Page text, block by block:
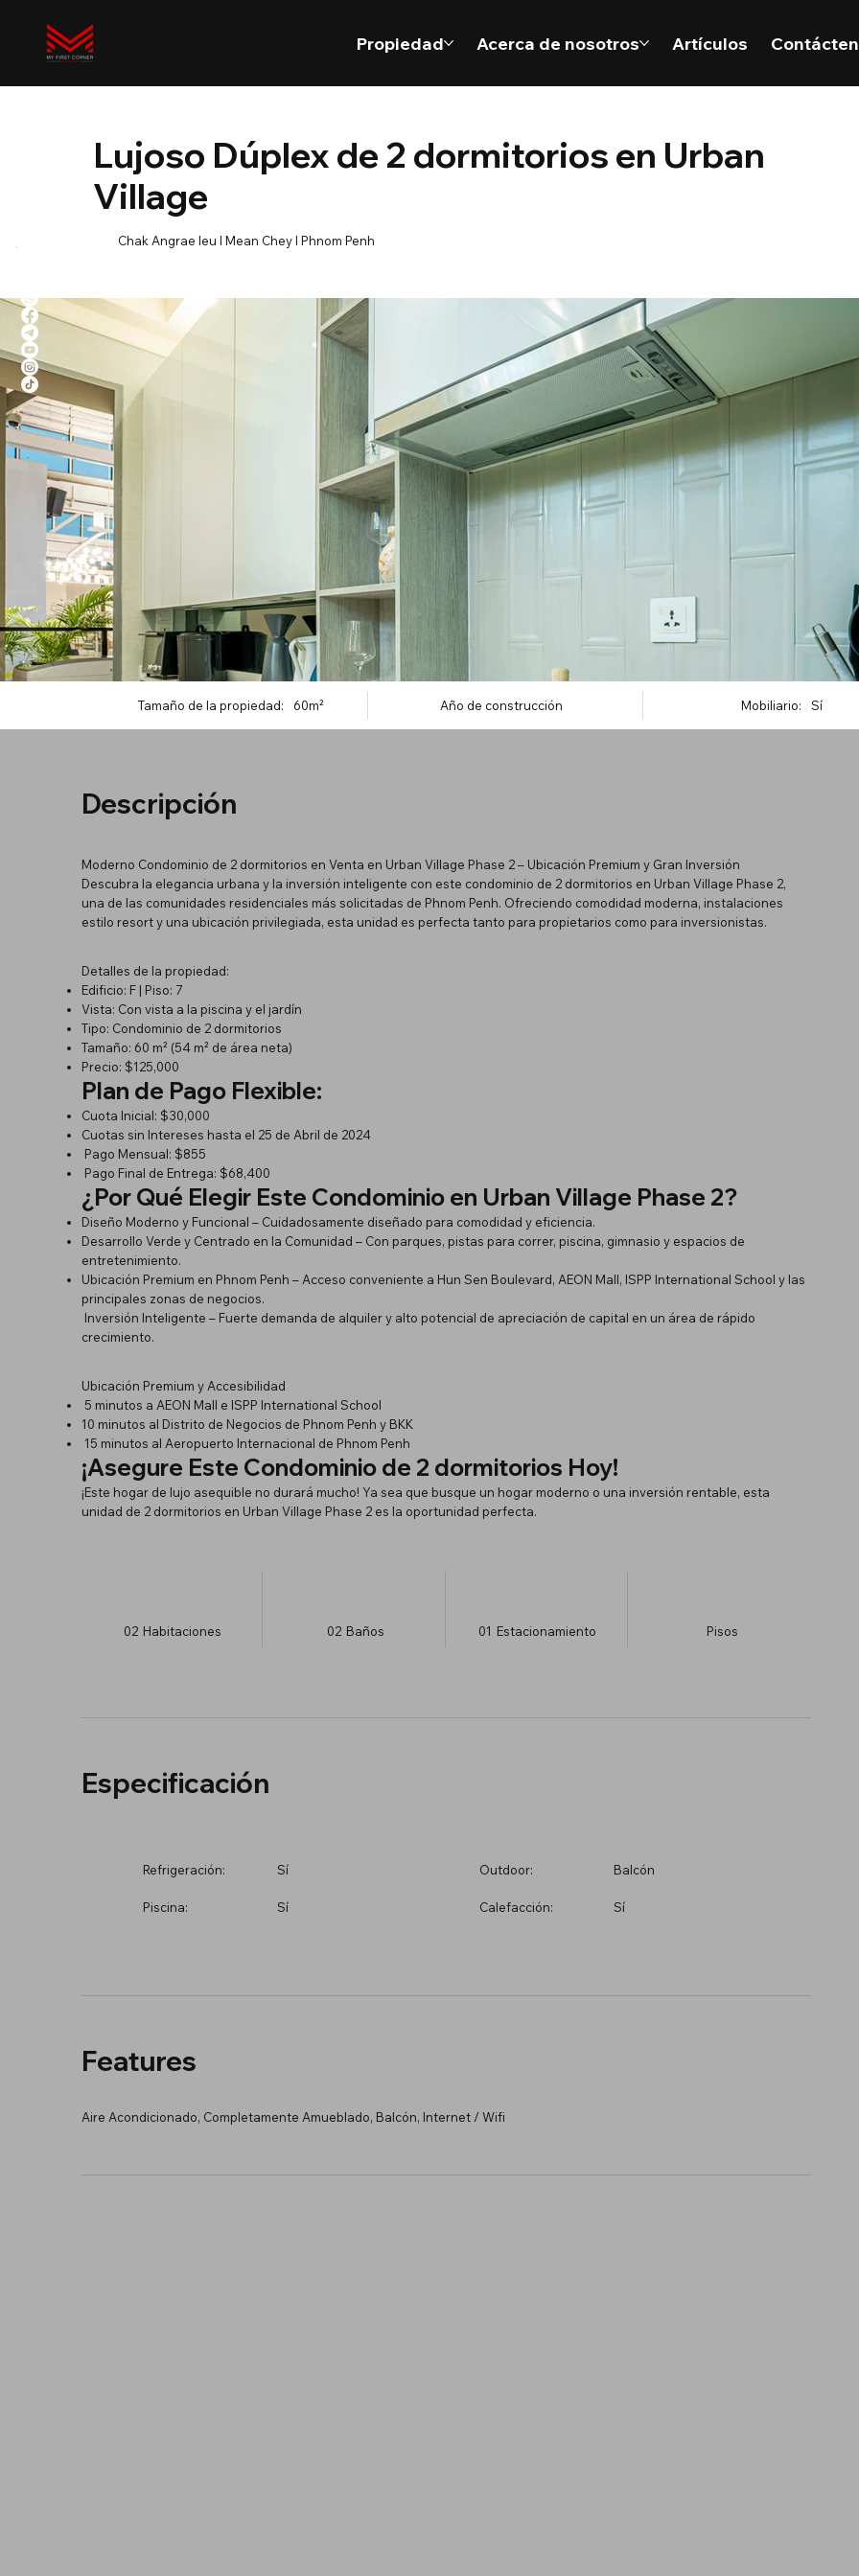
Propiedad Acerca de nosotros Artículos
Lujoso Dúplex de 2 dormitorios en Urban
Village
Chak Angrae leu l Mean Chey l Phnom Penh
Tamaño de la propiedad: 60m² Año de construcción Mobiliario: Sí
Descripción
Moderno Condominio de 2 dormitorios en Venta en Urban Village Phase 2 – Ubicación Premium y Gran Inversión
Descubra la elegancia urbana y la inversión inteligente con este condominio de 2 dormitorios en Urban Village Phase 2,
una de las comunidades residenciales más solicitadas de Phnom Penh. Ofreciendo comodidad moderna, instalaciones
estilo resort y una ubicación privilegiada, esta unidad es perfecta tanto para propietarios como para inversionistas.
Detalles de la propiedad:
Edificio: F | Piso: 7
Vista: Con vista a la piscina y el jardín
Tipo: Condominio de 2 dormitorios
Tamaño: 60 m² (54 m² de área neta)
Precio: $125,000
Plan de Pago Flexible:
Cuota Inicial: $30,000
Cuotas sin Intereses hasta el 25 de Abril de 2024
Pago Mensual: $855
Pago Final de Entrega: $68,400
¿Por Qué Elegir Este Condominio en Urban Village Phase 2?
Diseño Moderno y Funcional – Cuidadosamente diseñado para comodidad y eficiencia.
Desarrollo Verde y Centrado en la Comunidad – Con parques, pistas para correr, piscina, gimnasio y espacios de
entretenimiento.
Ubicación Premium en Phnom Penh – Acceso conveniente a Hun Sen Boulevard, AEON Mall, ISPP International School y las
principales zonas de negocios.
Inversión Inteligente – Fuerte demanda de alquiler y alto potencial de apreciación de capital en un área de rápido
crecimiento.
Ubicación Premium y Accesibilidad
5 minutos a AEON Mall e ISPP International School
10 minutos al Distrito de Negocios de Phnom Penh y BKK
15 minutos al Aeropuerto Internacional de Phnom Penh
¡Asegure Este Condominio de 2 dormitorios Hoy!
¡Este hogar de lujo asequible no durará mucho! Ya sea que busque un hogar moderno o una inversión rentable, esta
unidad de 2 dormitorios en Urban Village Phase 2 es la oportunidad perfecta.
02 Habitaciones 02 Baños 01 Estacionamiento ​Pisos
Especificación
Refrigeración: Sí
Piscina: Sí
Outdoor: Balcón
Calefacción: Sí
Features
Aire Acondicionado, Completamente Amueblado, Balcón, Internet / Wifi